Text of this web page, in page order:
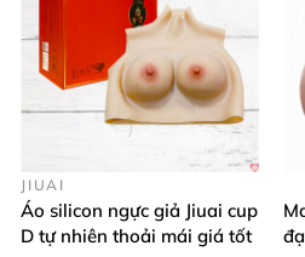
JIUAI
Áo silicon ngực giả Jiuai cup
D tự nhiên thoải mái giá tốt